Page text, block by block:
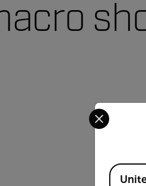
Select your
Available